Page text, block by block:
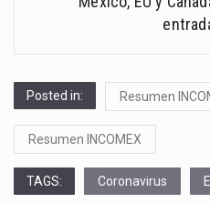
Posted in: Resumen
Resumen INCOMEX
TAGS: Coronavirus